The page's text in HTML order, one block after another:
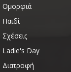
Ομορφιά
Παιδί
Σχέσεις
Ladie's Day
Διατροφή